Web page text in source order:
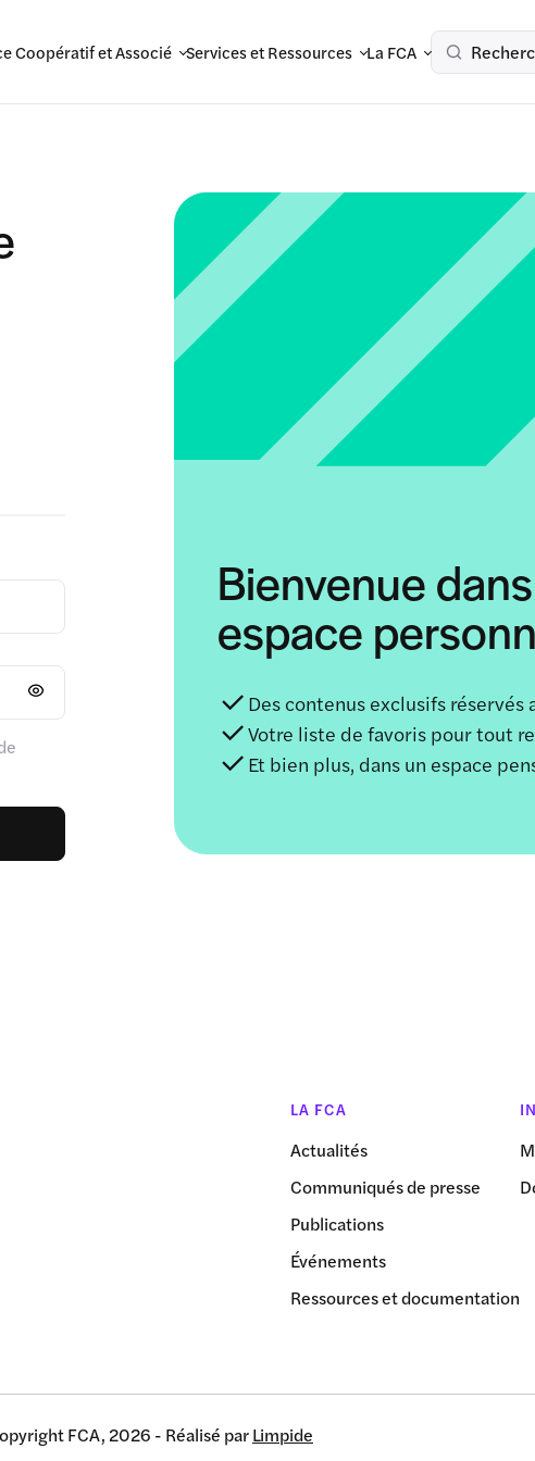
Coopératif et Associé Services et Ressources La FCA
Bienvenue
espace
Des contenus exclusifs réservés
Votre liste de favoris pour tout
Et bien plus, dans un espace
LA FCA
Actualités
Communiqués de presse
Publications
Événements
Ressources et documentation
FCA, 2026 - Réalisé parLimpide